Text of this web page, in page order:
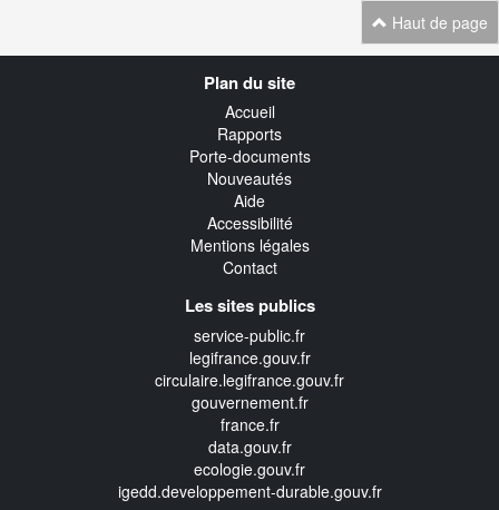
Haut de page
Plan du site
Accueil
Rapports
Porte-documents
Nouveautés
Aide
Accessibilité
Mentions légales
Contact
Les sites publics
service-public.fr
legifrance.gouv.fr
circulaire.legifrance.gouv.fr
gouvernement.fr
france.fr
data.gouv.fr
ecologie.gouv.fr
igedd.developpement-durable.gouv.fr